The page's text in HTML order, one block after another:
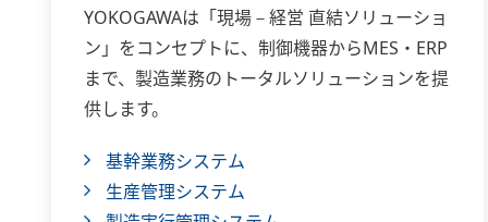
YOKOGAWAは「現場－経営 直結ソリューショ
ン」をコンセプトに、制御機器からMES・ERP
まで、製造業務のトータルソリューションを提
供します。
基幹業務システム
生産管理システム